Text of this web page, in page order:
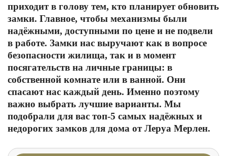
приходит в голову тем, кто планирует обновить
замки. Главное, чтобы механизмы были
надёжными, доступными по цене и не подвели
в работе. Замки нас выручают как в вопросе
безопасности жилища, так и в момент
посягательств на личные границы: в
собственной комнате или в ванной. Они
спасают нас каждый день. Именно поэтому
важно выбрать лучшие варианты. Мы
подобрали для вас топ-5 самых надёжных и
недорогих замков для дома от Леруа Мерлен.